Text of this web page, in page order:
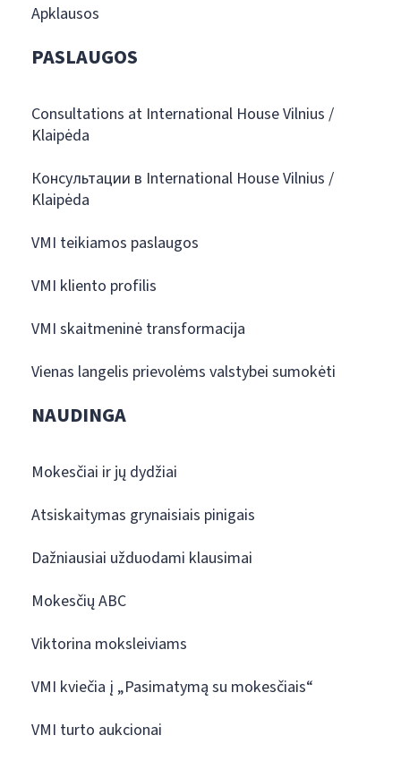
Apklausos
PASLAUGOS
Consultations at International House Vilnius /
Klaipėda
Консультации в International House Vilnius /
Klaipėda
VMI teikiamos paslaugos
VMI kliento profilis
VMI skaitmeninė transformacija
Vienas langelis prievolėms valstybei sumokėti
NAUDINGA
Mokesčiai ir jų dydžiai
Atsiskaitymas grynaisiais pinigais
Dažniausiai užduodami klausimai
Mokesčių ABC
Viktorina moksleiviams
VMI kviečia į „Pasimatymą su mokesčiais“
VMI turto aukcionai